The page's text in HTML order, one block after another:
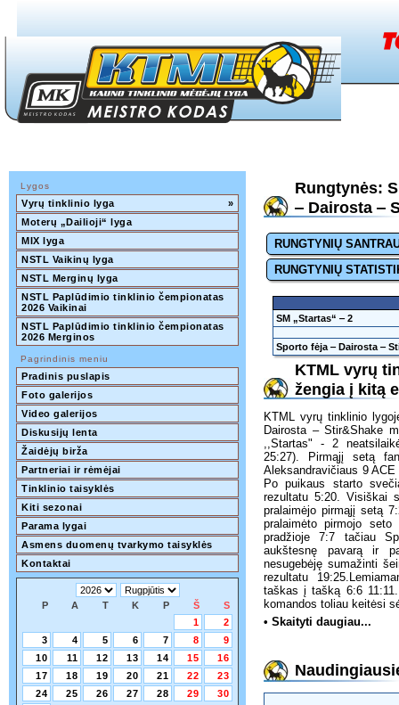
Lygos
Vyrų tinklinio lyga
»
Moterų „Dailioji“ lyga
MIX lyga
NSTL Vaikinų lyga
NSTL Merginų lyga
NSTL Paplūdimio tinklinio čempionatas
2026 Vaikinai
NSTL Paplūdimio tinklinio čempionatas
2026 Merginos
Pagrindinis meniu
Pradinis puslapis
Foto galerijos
Video galerijos
Diskusijų lenta
Žaidėjų birža
Partneriai ir rėmėjai
Tinklinio taisyklės
Kiti sezonai
Parama lygai
Asmens duomenų tvarkymo taisyklės
Kontaktai
P A T K P Š
S
1
2
3
4 5 6 7 8
9
10
11 12 13 14 15
16
17
18 19 20 21 22
23
24
25 26 27 28 29
30
Rungtynės:
‒ Dairosta ‒
RUNGTYNIŲ
RUNGTYNIŲ
SM „Startas“ ‒ 2
Sporto fėja ‒ Dairosta ‒
KTML vyrų
žengia į kitą
KTML vyrų tinklinio
Dairosta ‒ Stir&Shake
,,Startas" - 2
25:27). Pirmąjį setą
Aleksandravičiaus 9
Po puikaus starto
rezultatu 5:20. Visiškai
pralaimėjo pirmąjį setą
pralaimėto pirmojo
pradžioje 7:7 tačiau
aukštesnę pavarą ir
nesugebėję sumažinti
rezultatu
taškas į tašką 6:6
komandos toliau keitėsi
• Skaityti daugiau...